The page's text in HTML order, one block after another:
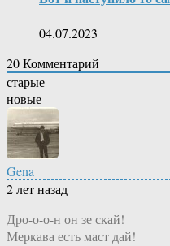
04.07.2023
20Комментарий
старые
новые
Gena
2 лет назад
Дро-о-о-н он зе скай!
Меркава есть маст дай!